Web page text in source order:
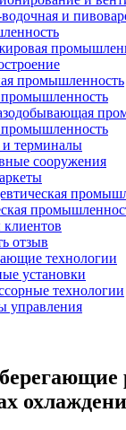
и
промышленность
терминалы
сооружения
отзыв
технологии
установки
технологии
управления